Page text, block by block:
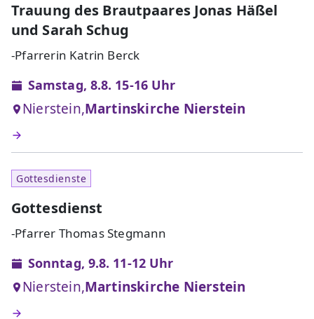
Trauung des Brautpaares Jonas Häßel
und Sarah Schug
-Pfarrerin Katrin Berck
Samstag, 8.8. 15-16 Uhr
Nierstein,Martinskirche Nierstein
Gottesdienste
Gottesdienst
-Pfarrer Thomas Stegmann
Sonntag, 9.8. 11-12 Uhr
Nierstein,Martinskirche Nierstein